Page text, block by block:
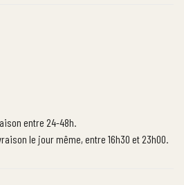
entre 24-48h.
le jour même, entre 16h30 et 23h00.